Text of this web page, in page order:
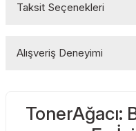
Taksit Seçenekleri
Alışveriş Deneyimi
Sitemize
TonerAğacı: